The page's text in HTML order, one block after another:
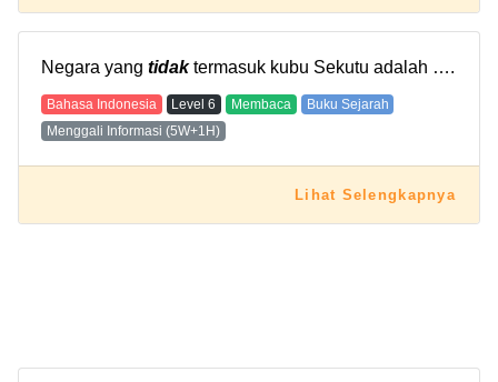
Negara yang tidaktermasuk kubu Sekutu adalah ….
Bahasa Indonesia Level 6 Membaca
Buku Sejarah
Menggali Informasi (5W+1H)
Lihat Selengkapnya